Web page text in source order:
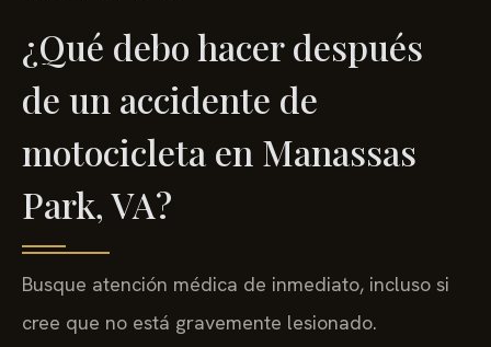
¿Qué debo hacer después
de un accidente de
motocicleta en Manassas
Park, VA?
Busque atención médica de inmediato, incluso si
cree que no está gravemente lesionado.